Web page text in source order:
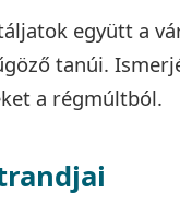
együtt a
tanúi.
a régmúltból.